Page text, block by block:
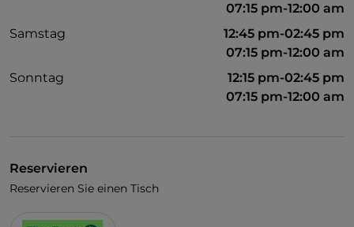
07:15 pm-12:00 am
Samstag
12:45 pm-02:45 pm
07:15 pm-12:00 am
Sonntag
12:15 pm-02:45 pm
07:15 pm-12:00 am
Reservieren
Reservieren Sie einen Tisch